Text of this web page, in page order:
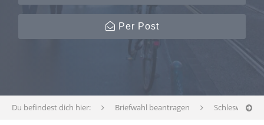
Per Post
Du befindest dich hier: Briefwahl beantragen Schleswig-